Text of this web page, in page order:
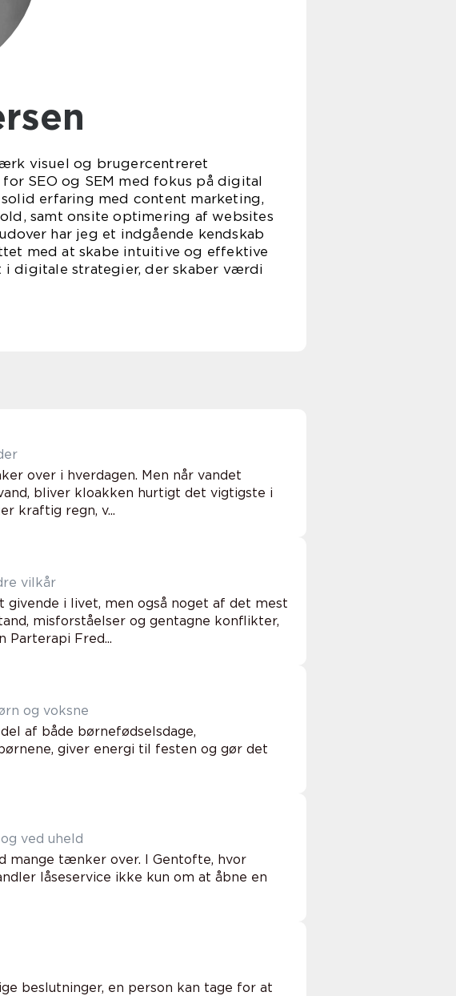
visuel og brugercentreret
SEO og SEM med fokus på digital
erfaring med content marketing,
samt onsite optimering af websites
har jeg et indgående kendskab
med at skabe intuitive og effektive
digitale strategier, der skaber værdi
over i hverdagen. Men når vandet
bliver kloakken hurtigt det vigtigste i
kraftig regn, v...
bedre vilkår
i livet, men også noget af det mest
misforståelser og gentagne konflikter,
Parterapi Fred...
og voksne
af både børnefødselsdage,
giver energi til festen og gør det
ved uheld
mange tænker over. I Gentofte, hvor
låseservice ikke kun om at åbne en
beslutninger, en person kan tage for at